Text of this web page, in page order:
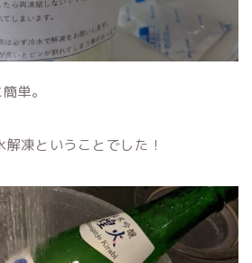
単。
凍ということでした！